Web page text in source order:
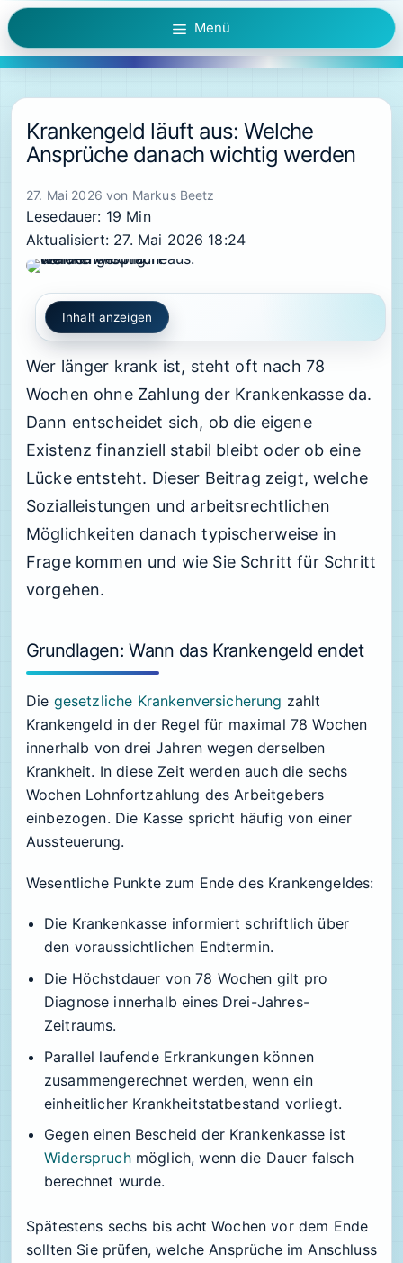
Zum
Inhalt
springen
Menü
Krankengeld läuft aus: Welche
Ansprüche danach wichtig werden
27. Mai 2026 von Markus Beetz
Lesedauer: 19 Min
Aktualisiert: 27. Mai 2026 18:24
Inhalt anzeigen
Wer länger krank ist, steht oft nach 78
Wochen ohne Zahlung der Krankenkasse da.
Dann entscheidet sich, ob die eigene
Existenz finanziell stabil bleibt oder ob eine
Lücke entsteht. Dieser Beitrag zeigt, welche
Sozialleistungen und arbeitsrechtlichen
Möglichkeiten danach typischerweise in
Frage kommen und wie Sie Schritt für Schritt
vorgehen.
Grundlagen: Wann das Krankengeld endet
Die gesetzliche Krankenversicherung zahlt
Krankengeld in der Regel für maximal 78 Wochen
innerhalb von drei Jahren wegen derselben
Krankheit. In diese Zeit werden auch die sechs
Wochen Lohnfortzahlung des Arbeitgebers
einbezogen. Die Kasse spricht häufig von einer
Aussteuerung.
Wesentliche Punkte zum Ende des Krankengeldes:
Die Krankenkasse informiert schriftlich über
den voraussichtlichen Endtermin.
Die Höchstdauer von 78 Wochen gilt pro
Diagnose innerhalb eines Drei-Jahres-
Zeitraums.
Parallel laufende Erkrankungen können
zusammengerechnet werden, wenn ein
einheitlicher Krankheitstatbestand vorliegt.
Gegen einen Bescheid der Krankenkasse ist
Widerspruchmöglich, wenn die Dauer falsch
berechnet wurde.
Spätestens sechs bis acht Wochen vor dem Ende
sollten Sie prüfen, welche Ansprüche im Anschluss